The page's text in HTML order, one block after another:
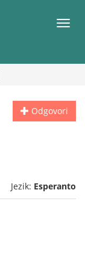
Meni
Odgovori
Jezik: Esperanto